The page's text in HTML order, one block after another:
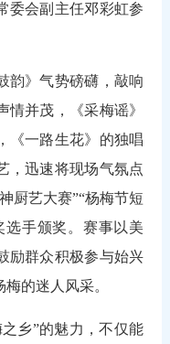
委会副主任邓彩虹参
》气势磅礴，敲响
并茂，《采梅谣》
《一路生花》的独唱
，迅速将现场气氛点
厨艺大赛”“杨梅节短
选手颁奖。赛事以美
励群众积极参与始兴
的迷人风采。
乡”的魅力，不仅能